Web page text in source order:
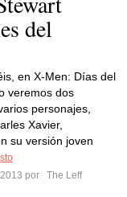
del
en X-Men: Días del
veremos dos
personajes,
Xavier,
su versión joven
por
The Leff